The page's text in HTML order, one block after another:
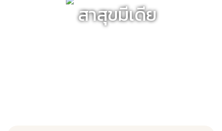
สาสุขมีเดีย